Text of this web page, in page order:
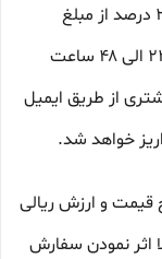
ارسال شده باشد مبلغ پرداخت شده با کسر ۲۰ درصد از مبلغ
واریزی به عنوان هزینه های اداری و مالی طی ۲۴ الی ۴۸ ساعت
از طریق ایمیل
خواهد شد.
قیمت و ارزش ریالی
اثر نمودن سفارش